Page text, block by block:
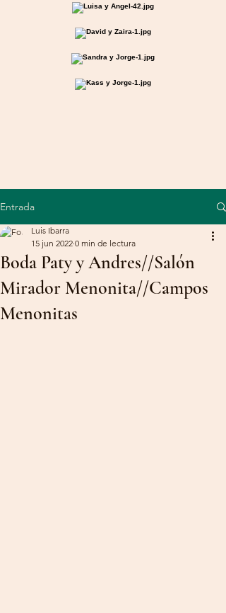
Entrada
Boda Paty y Andres//Salón
Mirador Menonita//Campos
Menonitas
Luis Ibarra
15 jun 2022 0 min de lectura